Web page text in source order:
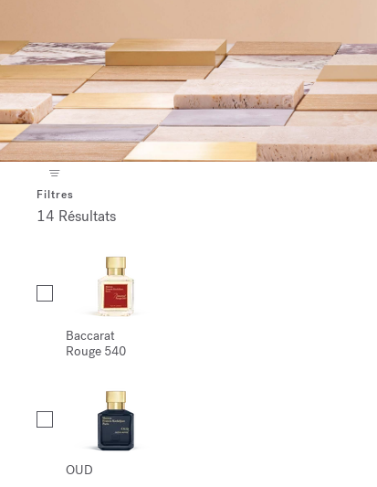
Filtres
14 Résultats
Baccarat
Rouge 540
OUD